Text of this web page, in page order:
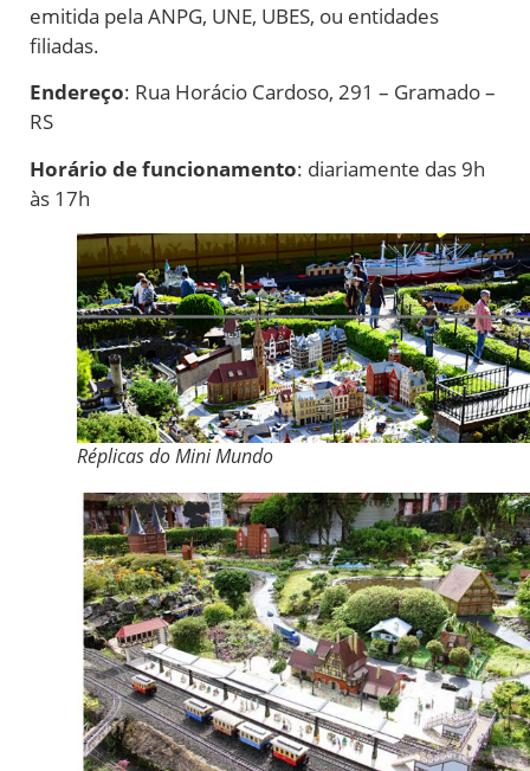
emitida pela ANPG, UNE, UBES, ou entidades
filiadas.
Endereço: Rua Horácio Cardoso, 291 – Gramado –
RS
Horário de funcionamento: diariamente das 9h
às 17h
Réplicas do Mini Mundo